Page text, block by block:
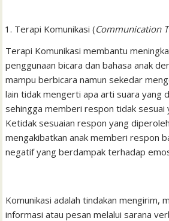
Terapi Komunikasi (Communication
Terapi Komunikasi membantu
penggunaan bicara dan bahasa anak
mampu berbicara namun sekedar
lain tidak mengerti apa arti suara yang
sehingga memberi respon tidak sesuai
Ketidak sesuaian respon yang
mengakibatkan anak memberi respon
negatif yang berdampak terhadap
Komunikasi adalah tindakan mengirim,
informasi atau pesan melalui sarana